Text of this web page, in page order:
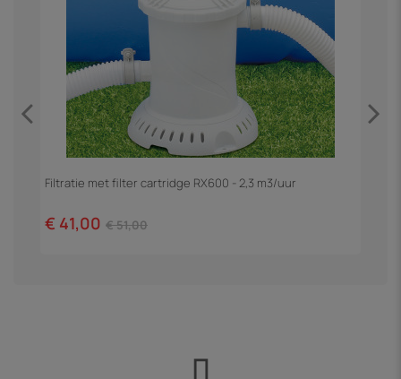
Filtratie met filter cartridge RX600 - 2,3 m3/uur
€ 41,00 € 51,00